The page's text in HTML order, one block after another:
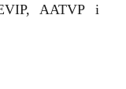
AATVP i